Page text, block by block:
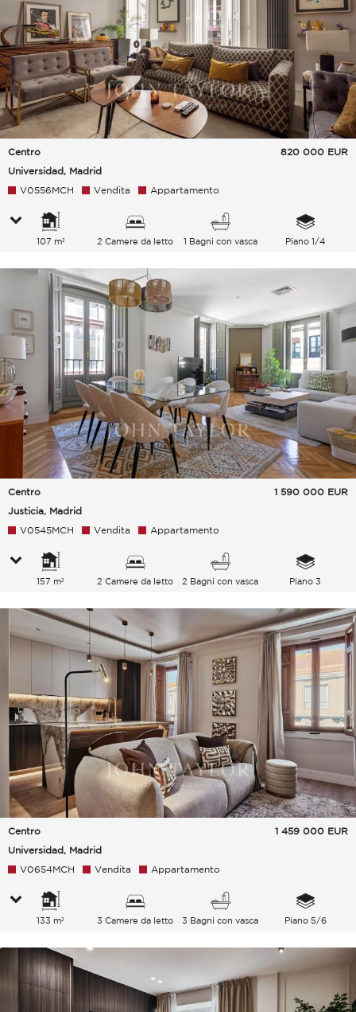
Centro
Universidad, Madrid
820 000 EUR
V0556MCH Vendita Appartamento
107 m² 2 Camere da letto 1 Bagni con vasca Piano 1/4
Centro
Justicia, Madrid
1 590 000 EUR
V0545MCH Vendita Appartamento
157 m² 2 Camere da letto 2 Bagni con vasca Piano 3
Centro
Universidad, Madrid
1 459 000 EUR
V0654MCH Vendita Appartamento
133 m² 3 Camere da letto 3 Bagni con vasca Piano 5/6